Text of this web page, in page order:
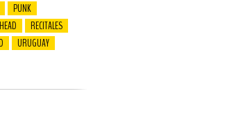
PUNK
RECITALES
URUGUAY